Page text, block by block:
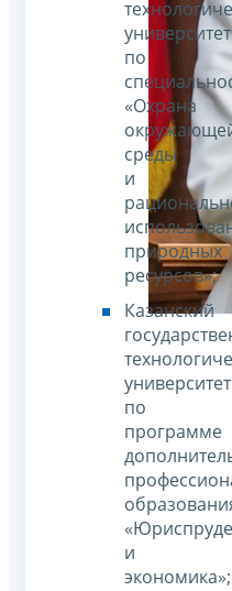
университет
по
«Охрана
среды
и
природных
ресурсов»;
Казанский
университет
по
программе
и
экономика»;